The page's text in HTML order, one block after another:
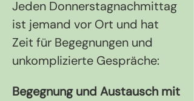
Jeden Donnerstagnachmittag
ist jemand vor Ort und hat
Zeit für Begegnungen und
unkomplizierte Gespräche:
Begegnung und Austausch mit